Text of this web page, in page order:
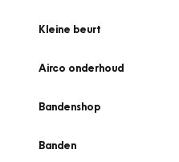
Kleine beurt
Airco onderhoud
Bandenshop
Banden